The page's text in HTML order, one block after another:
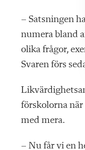
– Satsningen
numera bland
olika frågor,
Svaren förs
förskolorna när
med mera.
– Nu får vi en